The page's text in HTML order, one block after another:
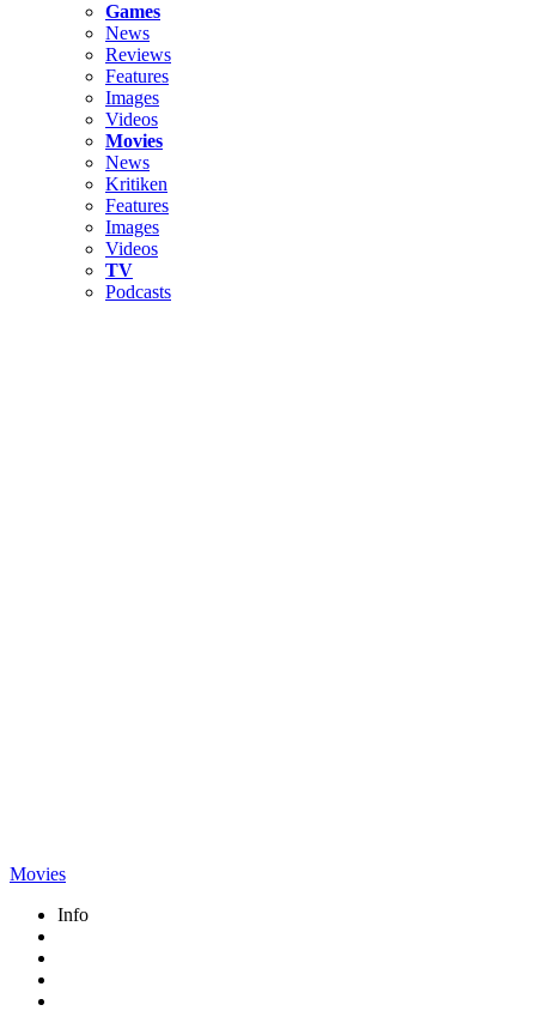
Games
News
Reviews
Features
Images
Videos
Movies
News
Kritiken
Features
Images
Videos
TV
Podcasts
Movies
Info